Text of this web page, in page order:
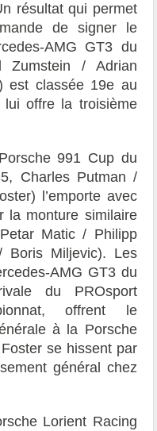
résultat qui permet
de signer le
AMG GT3 du
Zumstein / Adrian
est classée 19e au
lui offre la troisième
991 Cup du
Charles Putman /
l’emporte avec
la monture similaire
Matic / Philipp
Boris Miljevic). Les
AMG GT3 du
du PROsport
offrent le
à la Porsche
se hissent par
général chez
Lorient Racing